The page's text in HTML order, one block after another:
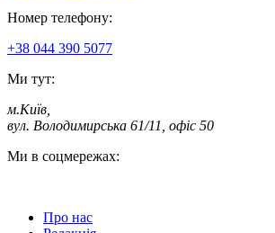
Номер телефону:
+38 044 390 5077
Ми тут:
м.Київ
вул. Володимирська 61/11, офіс 50
Ми в соцмережах:
Про нас